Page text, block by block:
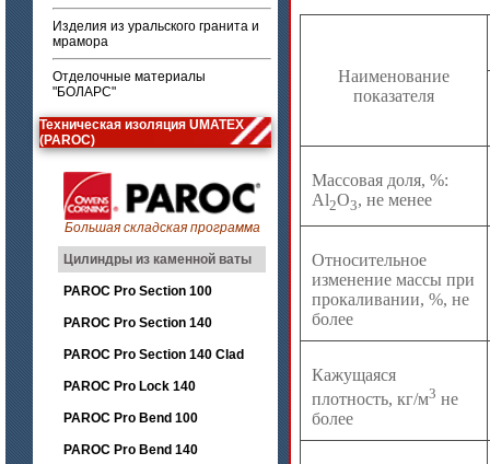
Изделия из уральского гранита и
мрамора
Отделочные материалы
"БОЛАРС"
Техническая изоляция UMATEX
(PAROC)
Большая складская программа
Цилиндры из каменной ваты
PAROC Pro Section 100
PAROC Pro Section 140
PAROC Pro Section 140 Clad
PAROC Pro Lock 140
PAROC Pro Bend 100
PAROC Pro Bend 140
Наименование
показателя
Массовая доля, %:
Al2O3, не менее
Относительное
изменение массы при
прокаливании, %, не
более
Кажущаяся
плотность, кг/м3 не
более